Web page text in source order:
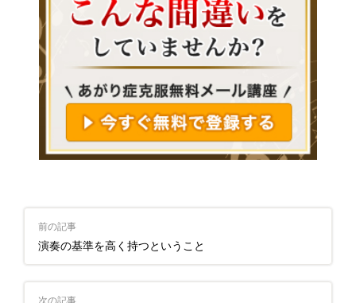
前の記事
演奏の基準を高く持つということ
次の記事